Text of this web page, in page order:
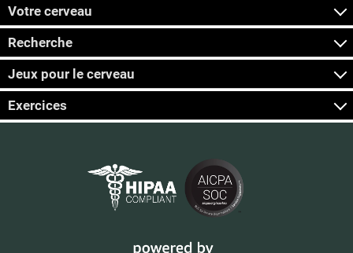
Votre cerveau
Recherche
Jeux pour le cerveau
Exercices